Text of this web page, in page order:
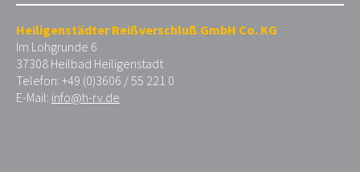
Heiligenstädter Reißverschluß GmbH Co. KG
Im Lohgrunde 6
37308 Heilbad Heiligenstadt
Telefon: +49 (0)3606 / 55 221 0
E-Mail: info@h-rv.de